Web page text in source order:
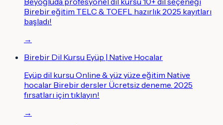
Birebir eğitim TELC & TOEFL hazırlık 2025 kayıtları
başladı!
→
Birebir Dil Kursu Eyüp | Native Hocalar
Eyüp dil kursu Online & yüz yüze eğitim Native
hocalar Birebir dersler Ücretsiz deneme. 2025
fırsatları için tıklayın!
→